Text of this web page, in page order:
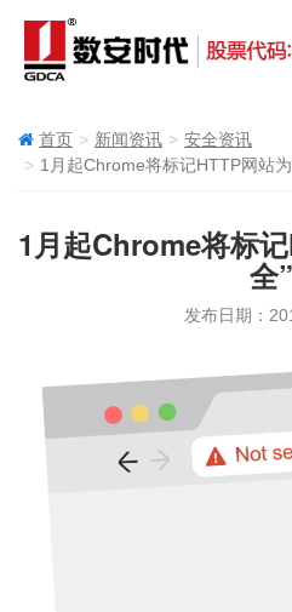
首页 新闻资讯
安全资讯
1月起Chrome将标记HTTP网站为
1月起Chrome将标
全”
发布日期：